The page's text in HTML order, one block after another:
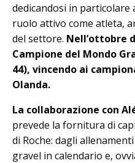
dedicandosi in particolare
ruolo attivo come atleta,
del settore. Nell’ottobre
Campione del Mondo
44), vincendo ai
Olanda.
La collaborazione con
prevede la fornitura di
di Roche: dagli
gravel in calendario e,